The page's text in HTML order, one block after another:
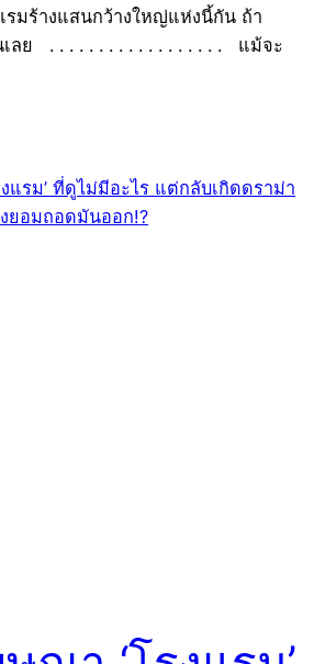
รมร้างแสนกว้างใหญ่แห่งนี้กัน ถ้า
ลย . . . . . . . . . . . . . . . . . . แม้จะ